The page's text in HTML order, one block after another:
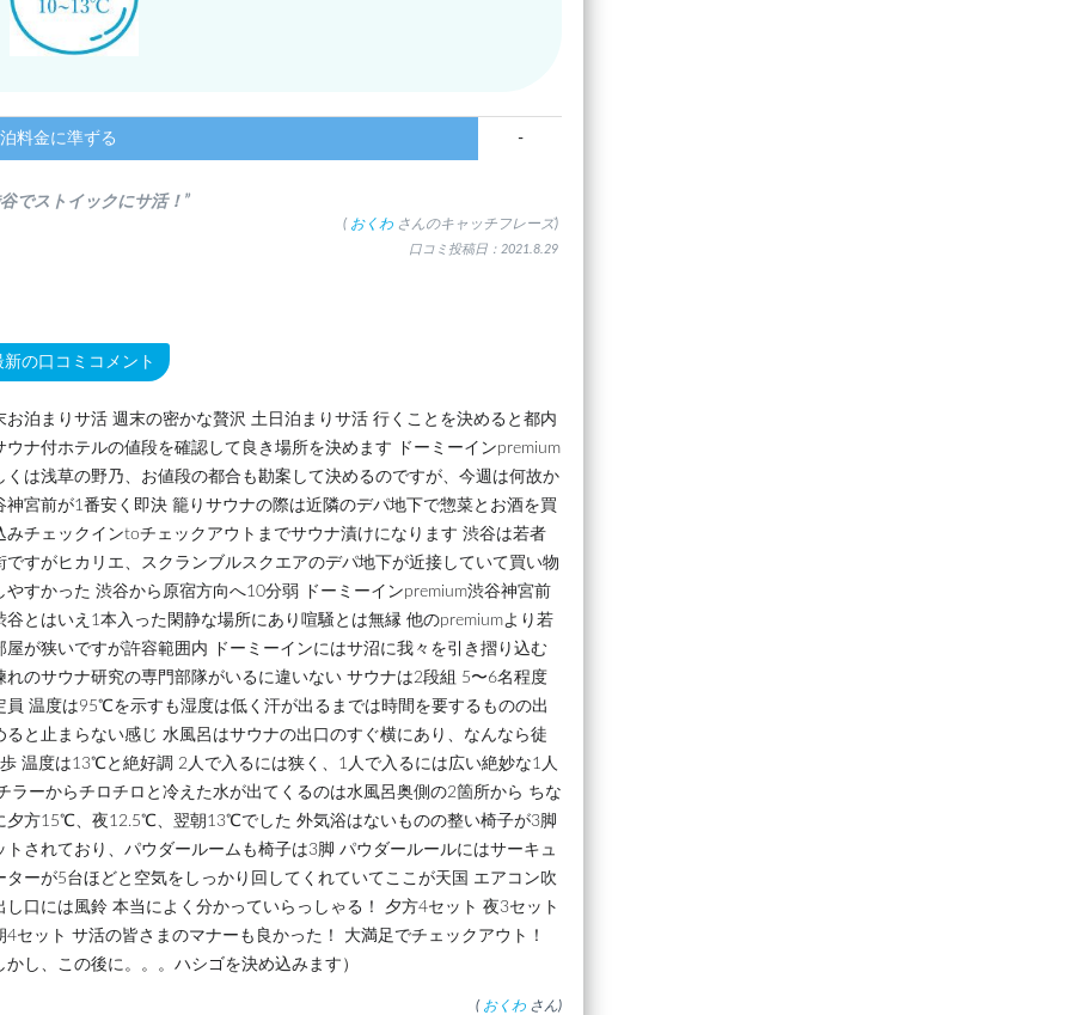
料金に準ずる -
でストイックにサ活！”
( おくわ さんのキャッチフレーズ)
口コミ投稿日：2021.8.29
新の口コミコメント
お泊まりサ活 週末の密かな贅沢 土日泊まりサ活 行くことを決めると都内
ウナ付ホテルの値段を確認して良き場所を決めます ドーミーインpremium
くは浅草の野乃、お値段の都合も勘案して決めるのですが、今週は何故か
神宮前が1番安く即決 籠りサウナの際は近隣のデパ地下で惣菜とお酒を買
みチェックインtoチェックアウトまでサウナ漬けになります 渋谷は若者
ですがヒカリエ、スクランブルスクエアのデパ地下が近接していて買い物
やすかった 渋谷から原宿方向へ10分弱 ドーミーインpremium渋谷神宮前
谷とはいえ1本入った閑静な場所にあり喧騒とは無縁 他のpremiumより若
屋が狭いですが許容範囲内 ドーミーインにはサ沼に我々を引き摺り込む
れのサウナ研究の専門部隊がいるに違いない サウナは2段組 5〜6名程度
員 温度は95℃を示すも湿度は低く汗が出るまでは時間を要するものの出
ると止まらない感じ 水風呂はサウナの出口のすぐ横にあり、なんなら徒
温度は13℃と絶好調 2人で入るには狭く、1人で入るには広い絶妙な1人
ラーからチロチロと冷えた水が出てくるのは水風呂奥側の2箇所から ちな
夕方15℃、夜12.5℃、翌朝13℃でした 外気浴はないものの整い椅子が3脚
トされており、パウダールームも椅子は3脚 パウダールールにはサーキュ
ターが5台ほどと空気をしっかり回してくれていてここが天国 エアコン吹
し口には風鈴 本当によく分かっていらっしゃる！ 夕方4セット 夜3セット
4セット サ活の皆さまのマナーも良かった！ 大満足でチェックアウト！
かし、この後に。。。ハシゴを決め込みます）
( おくわ さん)